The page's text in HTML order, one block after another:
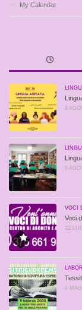
My Calendar
8
8
VOCI
Voci
22
4